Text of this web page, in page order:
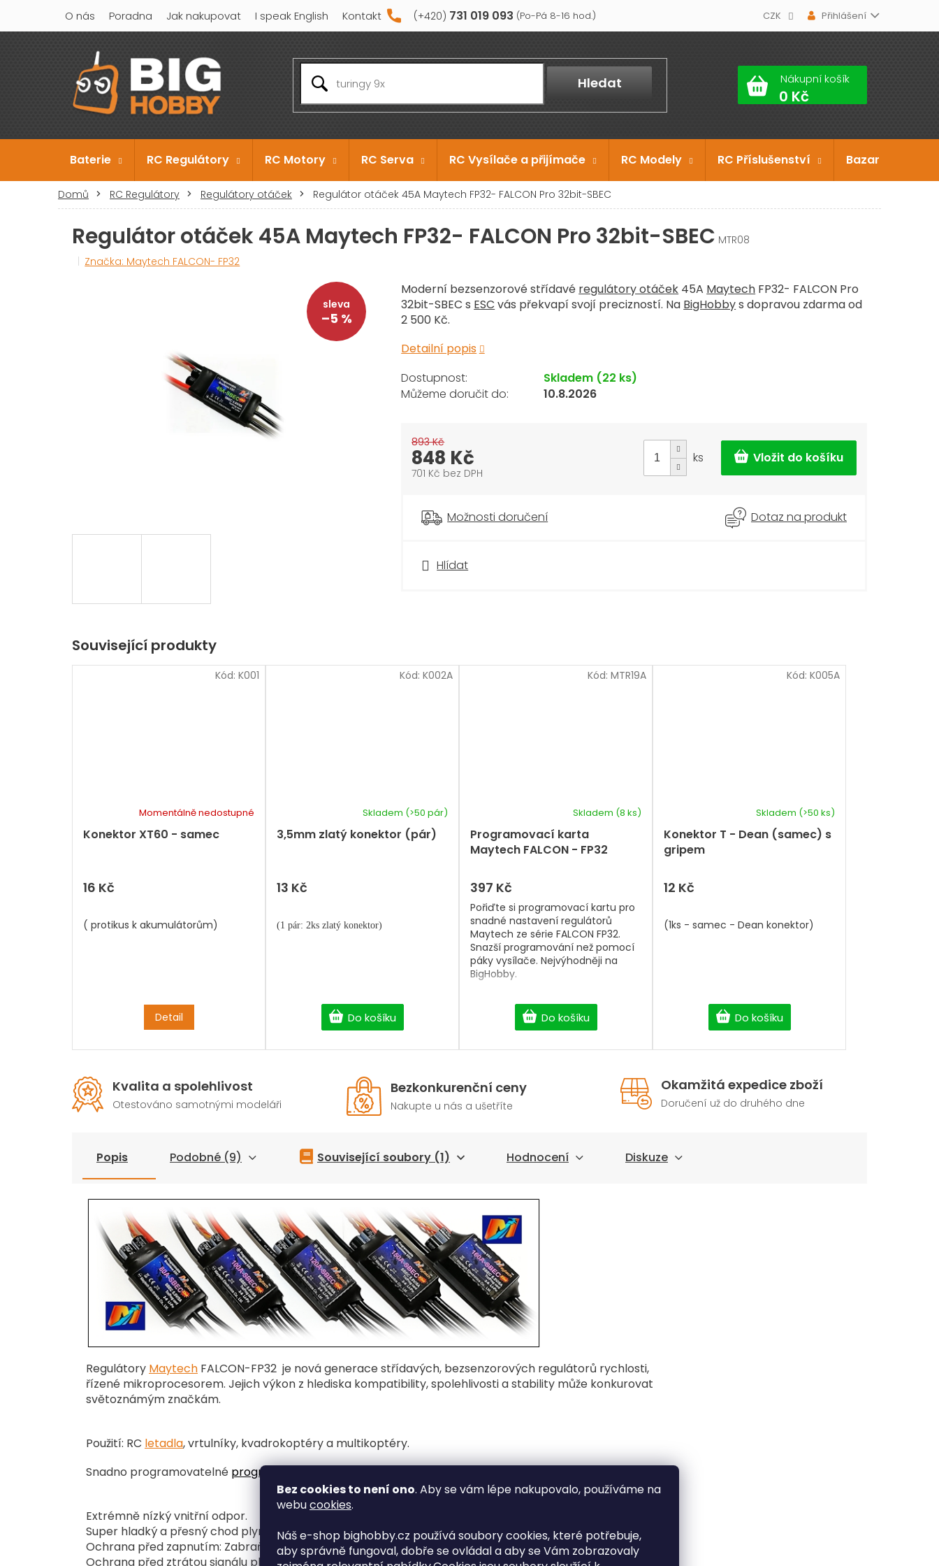
Bez cookies to není ono. Aby se vám lépe nakupovalo, používáme na
webucookies.
Náš e-shop bighobby.cz používá soubory cookies, které potřebuje,
aby správně fungoval, dobře se ovládal a aby se Vám zobrazovaly
obsah
731 019 093
O nás Poradna Jak nakupovat I speak English Kontakt CZK Přihlášení
Hledat Nákupní košík
Baterie RC Regulátory RC Motory RC Serva RC Vysílače a přijímače RC Modely RC Příslušenství Bazar
Domů RC Regulátory Regulátory otáček Regulátor otáček 45A Maytech FP32- FALCON Pro 32bit-SBEC
Regulátor otáček 45A Maytech FP32- FALCON Pro 32bit-SBEC MTR08
Značka: Maytech FALCON- FP32
–5 %
Moderní bezsenzorové střídavé regulátory otáček 45A Maytech FP32- FALCON Pro
32bit-SBEC s ESC vás překvapí svojí precizností. Na BigHobbys dopravou zdarma od
2 500 Kč.
Detailní popis
Hlídat
Skladem (22 ks)
10.8.2026
893 Kč
848 Kč
701 Kč bez DPH
ks
Možnosti doručení Dotaz na produkt
Související produkty
Konektor XT60 - samec
Momentálně nedostupné
16 Kč
Detail
( protikus k akumulátorům)
Kód: K001
3,5mm zlatý konektor (pár)
Skladem (>50 pár)
13 Kč
Do košíku
(1 pár: 2ks zlatý konektor)
Kód: K002A
Programovací karta
Maytech FALCON - FP32
Skladem (8 ks)
397 Kč
Do košíku
Pořiďte si programovací kartu pro
snadné nastavení regulátorů
Maytech ze série FALCON FP32.
Snazší programování než pomocí
páky vysílače. Nejvýhodněji na
BigHobby.
Kód: MTR19A
Konektor T - Dean (samec) s
gripem
Skladem (>50 ks)
12 Kč
Do košíku
(1ks - samec - Dean konektor)
Kód: K005A
Kvalita a spolehlivost
Otestováno samotnými modeláři
Bezkonkurenční ceny
Nakupte u nás a ušetříte
Okamžitá expedice zboží
Doručení už do druhého dne
Popis Podobné (9) Související soubory (1) Hodnocení Diskuze
Regulátory Maytech FALCON-FP32 je nová generace střídavých, bezsenzorových regulátorů rychlosti,
řízené mikroprocesorem. Jejich výkon z hlediska kompatibility, spolehlivosti a stability může konkurovat
světoznámým značkám.
Použití: RC letadla, vrtulníky, kvadrokoptéry a multikoptéry.
Snadno programovatelné programovací kartou
Extrémně nízký vnitřní odpor.
Super hladký a přesný chod plynu.
Ochrana před zapnutím: Zabraňuje náhodnému spuštění motoru při zapnutí.
Ochrana před ztrátou signálu plynu :ESCautomaticky sníží výstupní výkon motoru, když detekuje ztrátu